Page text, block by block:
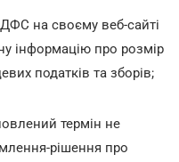
на своєму веб-сайті
інформацію про розмір
податків та зборів;
термін не
рішення про